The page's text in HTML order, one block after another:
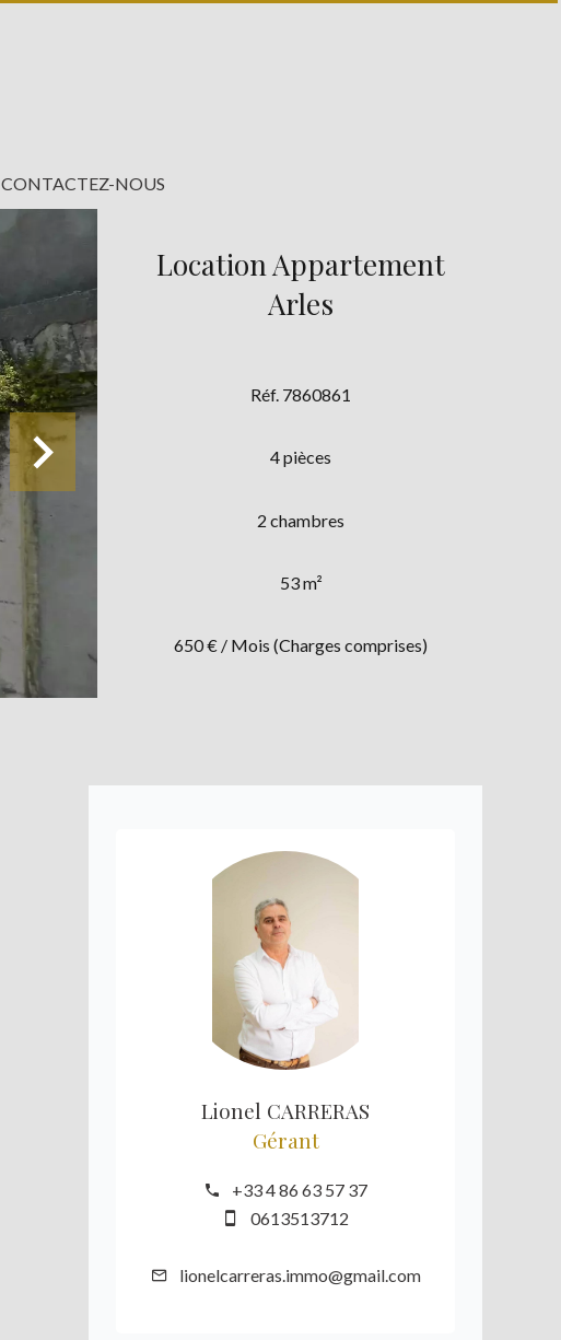
CONTACTEZ-NOUS
Location Appartement
Arles
Réf. 7860861
4 pièces
2 chambres
53 m²
650 € / Mois (Charges comprises)
Lionel CARRERAS
Gérant
+33 4 86 63 57 37
0613513712
lionelcarreras.immo@gmail.com